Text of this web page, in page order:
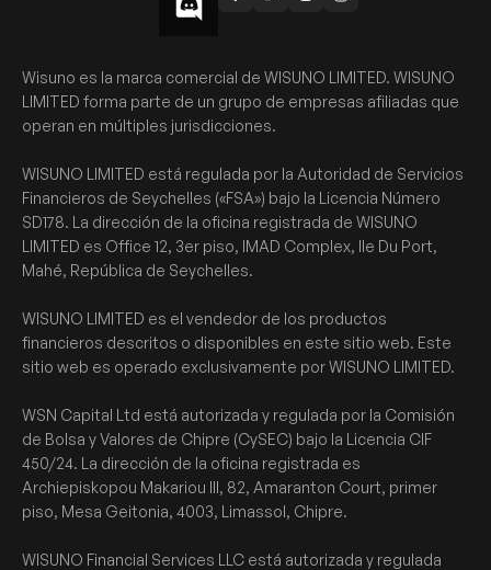
Wisuno es la marca comercial de WISUNO LIMITED. WISUNO
LIMITED forma parte de un grupo de empresas afiliadas que
operan en múltiples jurisdicciones.
WISUNO LIMITED está regulada por la Autoridad de Servicios
Financieros de Seychelles («FSA») bajo la Licencia Número
SD178. La dirección de la oficina registrada de WISUNO
LIMITED es Office 12, 3er piso, IMAD Complex, Ile Du Port,
Mahé, República de Seychelles.
WISUNO LIMITED es el vendedor de los productos
financieros descritos o disponibles en este sitio web. Este
sitio web es operado exclusivamente por WISUNO LIMITED.
WSN Capital Ltd está autorizada y regulada por la Comisión
de Bolsa y Valores de Chipre (CySEC) bajo la Licencia CIF
450/24. La dirección de la oficina registrada es
Archiepiskopou Makariou III, 82, Amaranton Court, primer
piso, Mesa Geitonia, 4003, Limassol, Chipre.
WISUNO Financial Services LLC está autorizada y regulada